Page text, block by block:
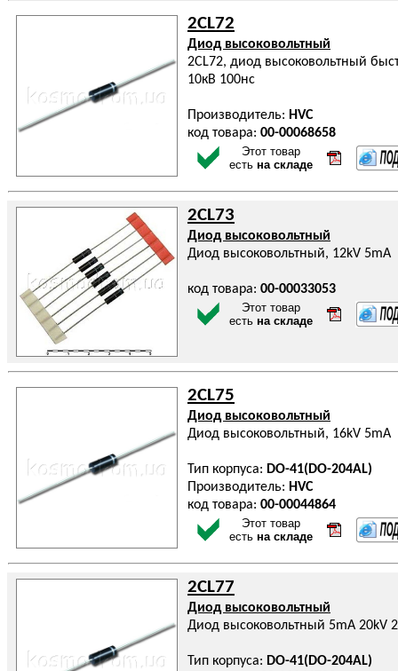
2CL72
Диод высоковольтный
2CL72, диод высоковольтный
10кВ 100нс
Производитель: HVC
код товара: 00-00068658
Этот товар
есть на складе
2CL73
Диод высоковольтный
Диод высоковольтный, 12kV 5mA
код товара: 00-00033053
Этот товар
есть на складе
2CL75
Диод высоковольтный
Диод высоковольтный, 16kV 5mA
Тип корпуса: DO-41(DO-204AL)
Производитель: HVC
код товара: 00-00044864
Этот товар
есть на складе
2CL77
Диод высоковольтный
Диод высоковольтный 5mA 20kV
Тип корпуса: DO-41(DO-204AL)